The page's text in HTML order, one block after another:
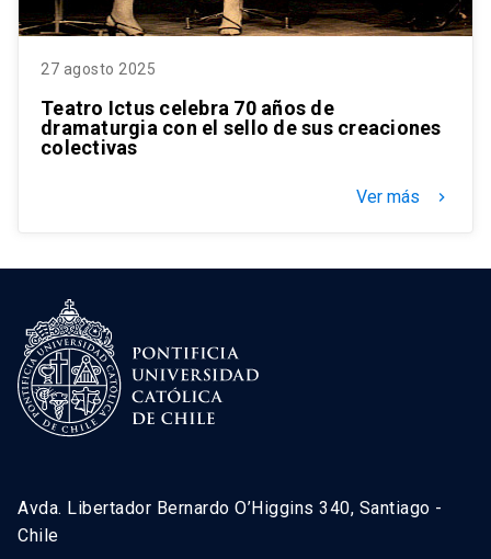
27 agosto 2025
Teatro Ictus celebra 70 años de
dramaturgia con el sello de sus creaciones
colectivas
Ver más keyboard_arrow_right
Avda. Libertador Bernardo O’Higgins 340, Santiago -
Chile